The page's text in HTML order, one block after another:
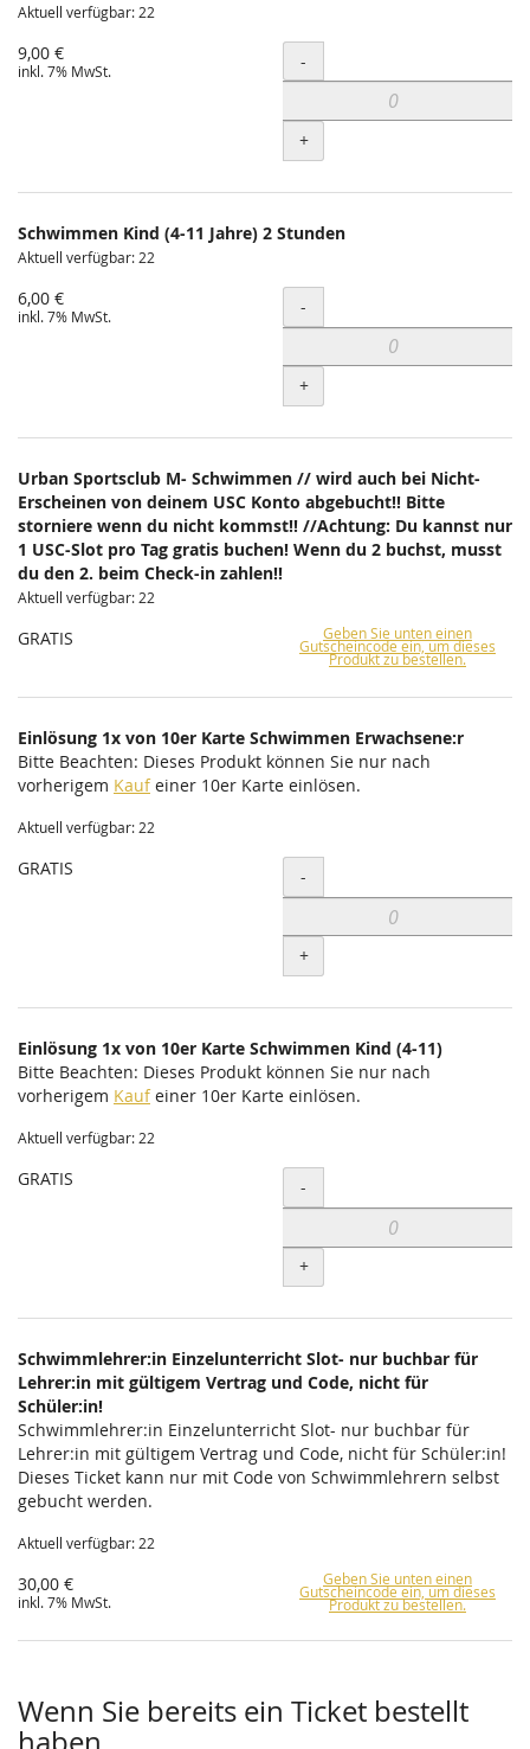
Aktuell verfügbar: 22
9,00 €
inkl. 7% MwSt. Menge
-
+
Schwimmen Kind (4-11 Jahre) 2 Stunden
Aktuell verfügbar: 22
6,00 €
inkl. 7% MwSt. Menge
-
+
Urban Sportsclub M- Schwimmen // wird auch bei Nicht-
Erscheinen von deinem USC Konto abgebucht!! Bitte
storniere wenn du nicht kommst!! //Achtung: Du kannst nur
1 USC-Slot pro Tag gratis buchen! Wenn du 2 buchst, musst
du den 2. beim Check-in zahlen!!
Aktuell verfügbar: 22
GRATIS Geben Sie unten einen
Gutscheincode ein, um dieses
Produkt zu bestellen.
Einlösung 1x von 10er Karte Schwimmen Erwachsene:r
Bitte Beachten: Dieses Produkt können Sie nur nach
vorherigem Kaufeiner 10er Karte einlösen.
Aktuell verfügbar: 22
GRATIS Menge
-
+
Einlösung 1x von 10er Karte Schwimmen Kind (4-11)
Bitte Beachten: Dieses Produkt können Sie nur nach
vorherigem Kaufeiner 10er Karte einlösen.
Aktuell verfügbar: 22
GRATIS Menge
-
+
Schwimmlehrer:in Einzelunterricht Slot- nur buchbar für
Lehrer:in mit gültigem Vertrag und Code, nicht für
Schüler:in!
Schwimmlehrer:in Einzelunterricht Slot- nur buchbar für
Lehrer:in mit gültigem Vertrag und Code, nicht für Schüler:in!
Dieses Ticket kann nur mit Code von Schwimmlehrern selbst
gebucht werden.
Aktuell verfügbar: 22
30,00 €
inkl. 7% MwSt.
Geben Sie unten einen
Gutscheincode ein, um dieses
Produkt zu bestellen.
Wenn Sie bereits ein Ticket bestellt